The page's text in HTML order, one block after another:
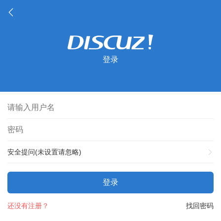
登录
安全提问(未设置请忽略)
登录
找回密码
还没有注册？